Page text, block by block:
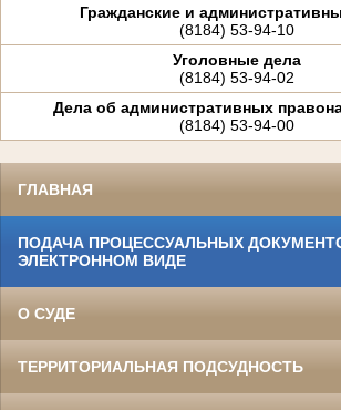
Гражданские и
(8184) 53-94-10
Уголовные дела
(8184) 53-94-02
Дела об административных
(8184) 53-94-00
ГЛАВНАЯ
ПОДАЧА ПРОЦЕССУАЛЬНЫХ
ЭЛЕКТРОННОМ ВИДЕ
О СУДЕ
ТЕРРИТОРИАЛЬНАЯ ПОДСУДНОСТЬ